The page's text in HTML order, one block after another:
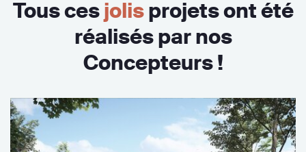
Tous cesjolisprojets ont été
réalisés par nos
Concepteurs !